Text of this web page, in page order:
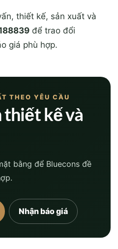
thiết kế, sản xuất và
để trao đổi
giá phù hợp.
THEO YÊU CẦU
kế và
bằng để Bluecons đề
Nhận báo giá